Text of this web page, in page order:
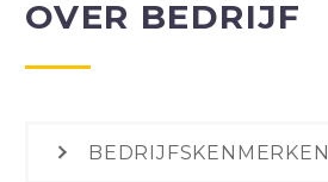
OVER BEDRIJF
BEDRIJFSKENMERKEN